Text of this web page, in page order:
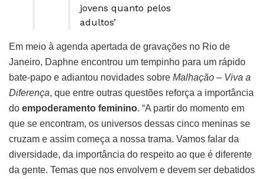
jovens quanto pelos
adultos’
Em meio à agenda apertada de gravações no Rio de
Janeiro, Daphne encontrou um tempinho para um rápido
bate-papo e adiantou novidades sobre Malhação – Viva a
Diferença, que entre outras questões reforça a importância
do empoderamento feminino. “A partir do momento em
que se encontram, os universos dessas cinco meninas se
cruzam e assim começa a nossa trama. Vamos falar da
diversidade, da importância do respeito ao que é diferente
da gente. Temas que nos envolvem e devem ser debatidos